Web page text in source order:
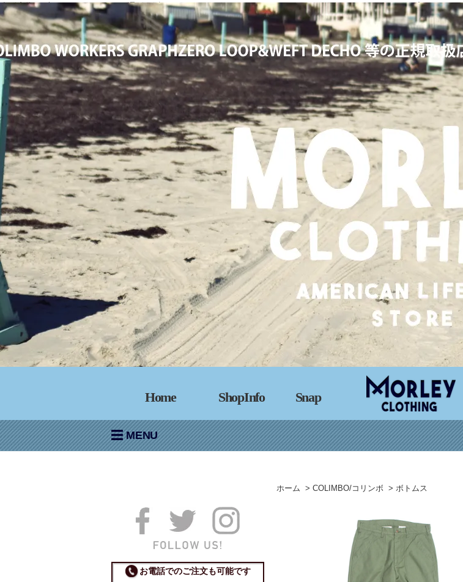
大阪高槻,国産ジーンズ,アメカジ,通販,販売, COLIMBO,コリンボ,WORKERS,ワーカーズ,LOOP&WEFT,ループ＆ウェフト
Home ShopInfo Snap
MENU
ホーム > COLIMBO/コリンボ > ボトムス
お電話でのご注文も可能です